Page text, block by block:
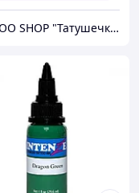
TATTOO SHOP "Татушечка" Молдова